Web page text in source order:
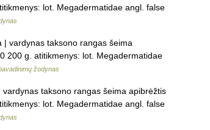
lot. Megadermatidae angl. false
vardynas taksono rangas šeima
200 g. atitikmenys: lot. Megadermatidae
žodynas
taksono rangas šeima apibrėžtis
lot. Megadermatidae angl. false